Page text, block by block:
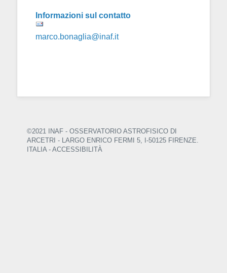
Informazioni sul contatto
marco.bonaglia@inaf.it
©2021 INAF - OSSERVATORIO ASTROFISICO DI
ARCETRI - LARGO ENRICO FERMI 5, I-50125 FIRENZE.
ITALIA - ACCESSIBILITÀ